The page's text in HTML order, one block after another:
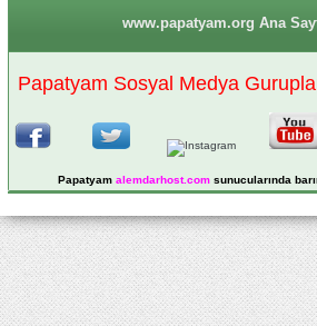
www.papatyam.org Ana
Papatyam Sosyal Medya
Papatyam alemdarhost.comsunucularında